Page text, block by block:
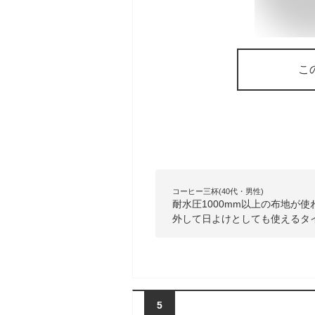
こ
コーヒー三杯(40代・男性)
耐水圧1000mm以上の布地が使
外して日よけとしても使えるタ
5